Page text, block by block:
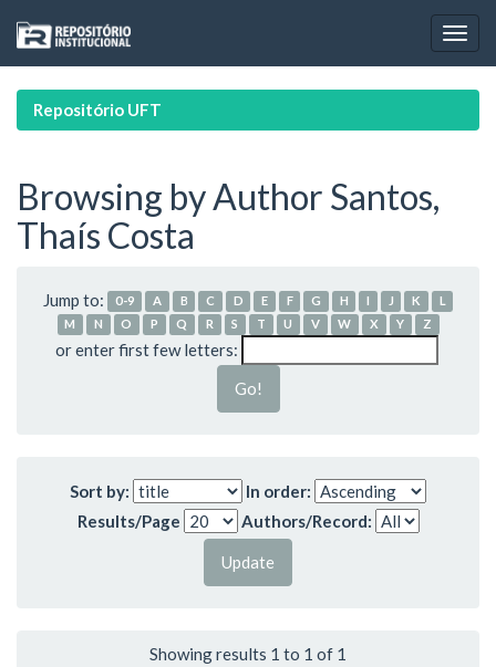
navigation
Repositório UFT
Browsing by Author Santos,
Thaís Costa
Jump to: 0-9 A B C D E F G H I J K
L
M
N O P Q R S T U V W X Y Z
or enter first few letters:
Sort by:
In order:
Results/Page
Authors/Record:
Showing results 1 to 1 of 1